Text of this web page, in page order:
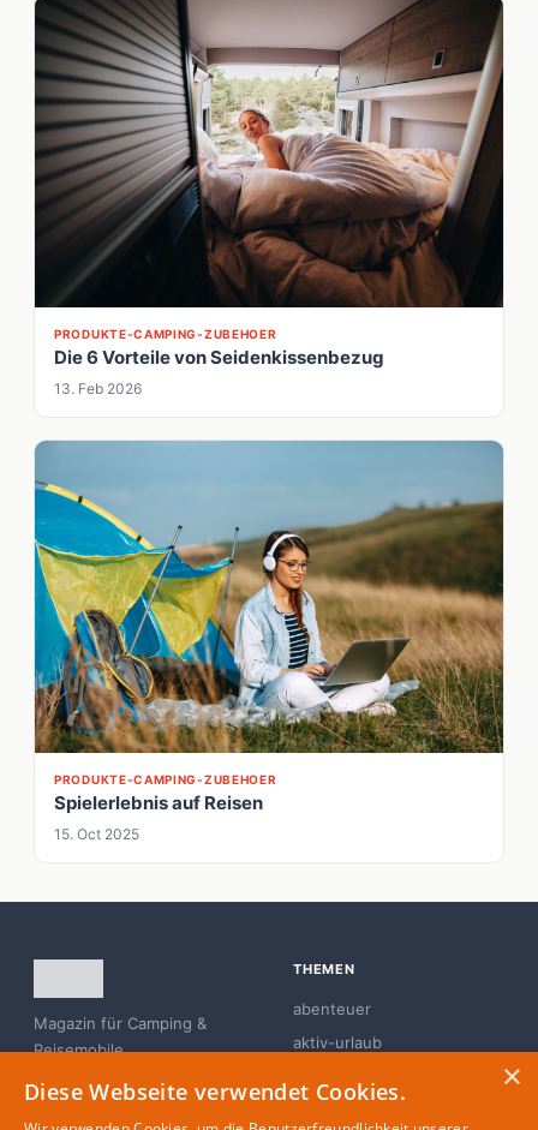
PRODUKTE-CAMPING-ZUBEHOER
Die 6 Vorteile von Seidenkissenbezug
13. Feb 2026
PRODUKTE-CAMPING-ZUBEHOER
Spielerlebnis auf Reisen
15. Oct 2025
Magazin für Camping &
Reisemobile
THEMEN
abenteuer
aktiv-urlaub
×
Diese Webseite verwendet Cookies.